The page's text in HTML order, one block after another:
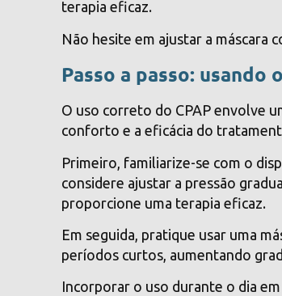
terapia eficaz.
Não hesite em ajustar a máscara
Passo a passo: usando
O uso correto do CPAP envolve
conforto e a eficácia do
Primeiro, familiarize-se com o
considere ajustar a pressão
proporcione uma terapia eficaz.
Em seguida, pratique usar uma
períodos curtos, aumentando
Incorporar o uso durante o dia